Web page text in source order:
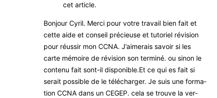
cet article.
Bon­jour Cyril. Mer­ci pour votre tra­vail bien fait et
cette aide et conseil pré­cieuse et tuto­riel révi­sion
pour réus­sir mon CCNA. J’ai­me­rais savoir si les
carte mémoire de révi­sion son ter­mi­né. ou sinon le
conte­nu fait sont-il disponible.Et ce qui es fait si
serait pos­sible de le télé­char­ger. Je suis une for­ma­
tion CCNA dans un CEGEP. cela se trouve la ver­